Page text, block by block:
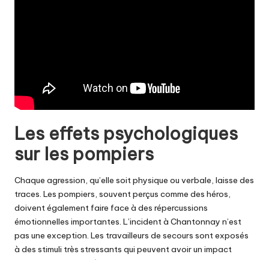
Les effets psychologiques
sur les pompiers
Chaque agression, qu’elle soit physique ou verbale, laisse des
traces. Les pompiers, souvent perçus comme des héros,
doivent également faire face à des répercussions
émotionnelles importantes. L’incident à Chantonnay n’est
pas une exception. Les travailleurs de secours sont exposés
à des stimuli très stressants qui peuvent avoir un impact